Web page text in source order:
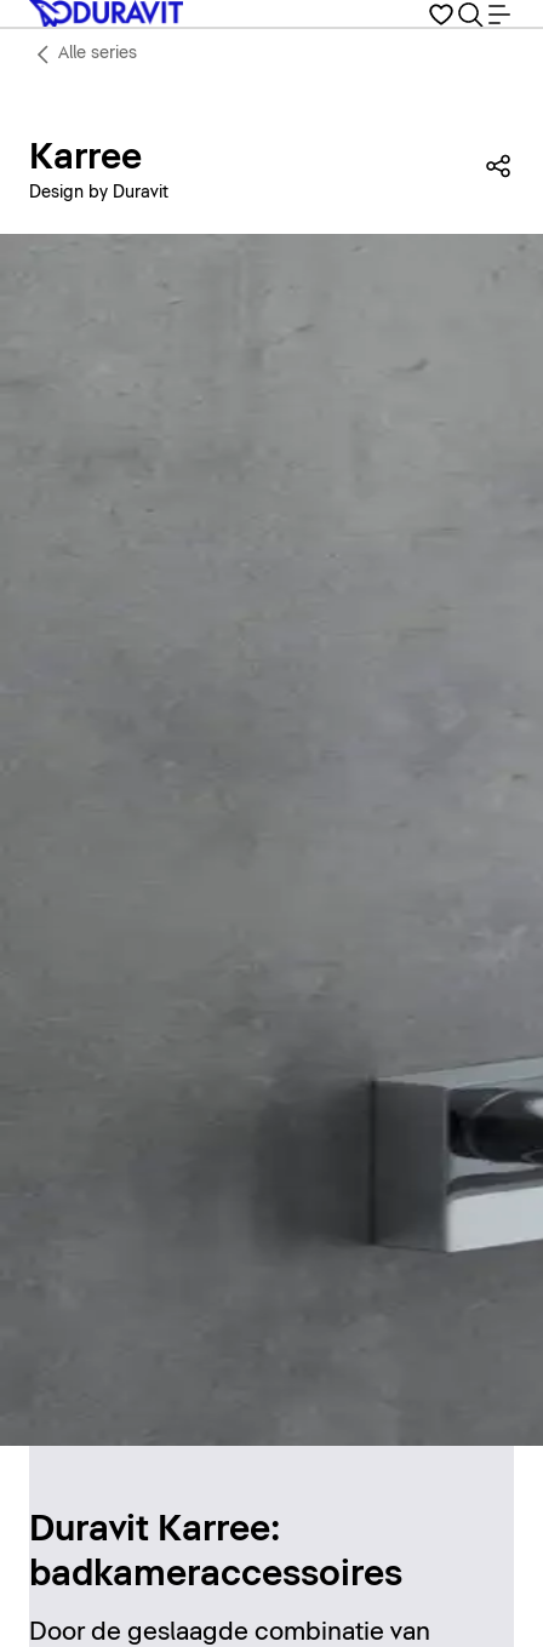
Alle series
Karree
Design by Duravit
Duravit Karree:
badkameraccessoires
Door de geslaagde combinatie van